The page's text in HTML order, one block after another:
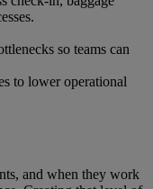
so teams can
to lower operational
and when they work